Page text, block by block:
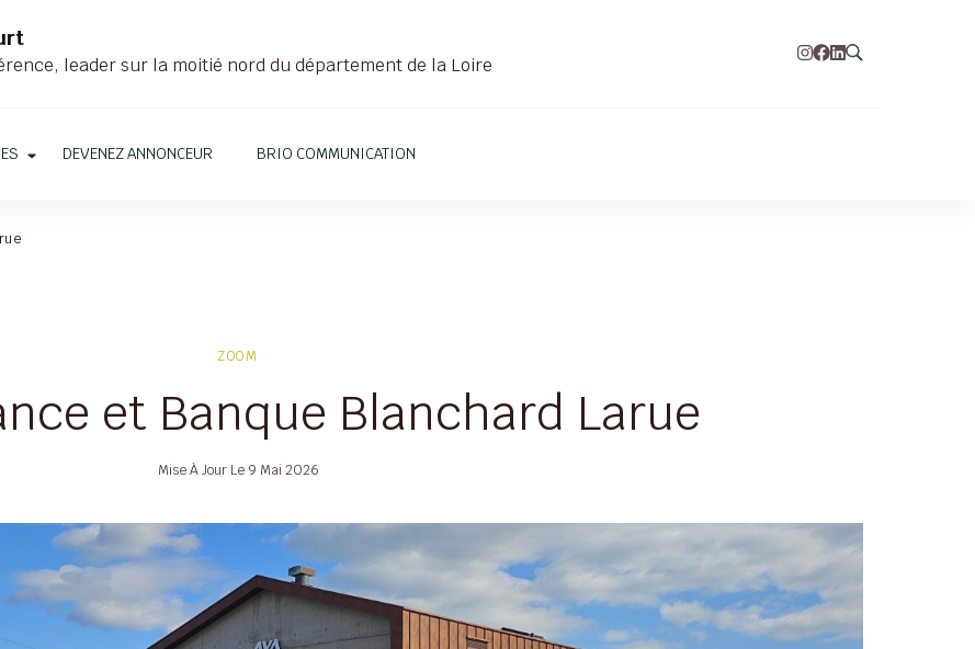
leader sur la moitié nord du département de la Loire
DEVENEZ ANNONCEUR BRIO COMMUNICATION
ZOOM
et Banque Blanchard Larue
Mise À Jour Le 9 Mai 2026